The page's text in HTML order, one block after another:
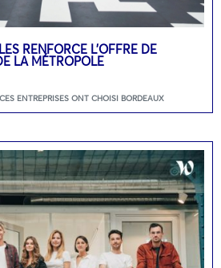
RENFORCE L’OFFRE DE
LA MÉTROPOLE
CES ENTREPRISES ONT CHOISI BORDEAUX